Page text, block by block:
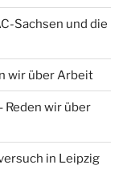
Sachsen und die
wir über Arbeit
Reden wir über
in Leipzig